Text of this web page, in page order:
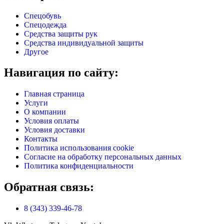
Спецобувь
Спецодежда
Средства защиты рук
Средства индивидуальной защиты
Другое
Навигация по сайту:
Главная страница
Услуги
О компании
Условия оплаты
Условия доставки
Контакты
Политика использования cookie
Согласие на обработку персональных данных
Политика конфиденциальности
Обратная связь:
8 (343) 339-46-78